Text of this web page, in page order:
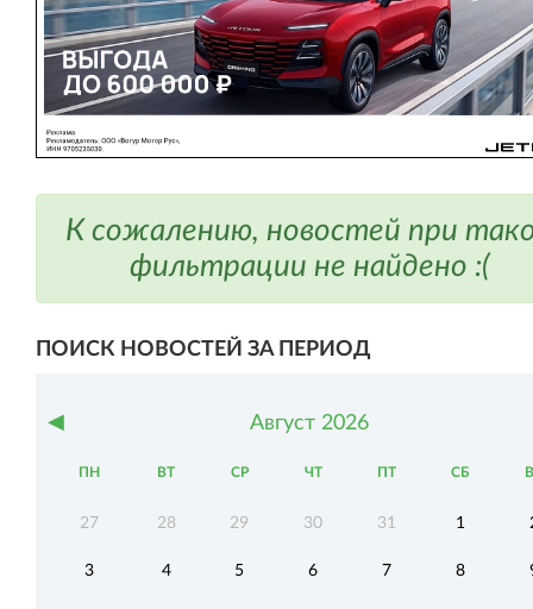
К сожалению, новостей при
фильтрации не найдено :(
ПОИСК НОВОСТЕЙ ЗА ПЕРИОД
◀ Август 2026
ПН ВТ СР ЧТ ПТ СБ
27 28 29 30 31 1
3 4 5 6 7 8